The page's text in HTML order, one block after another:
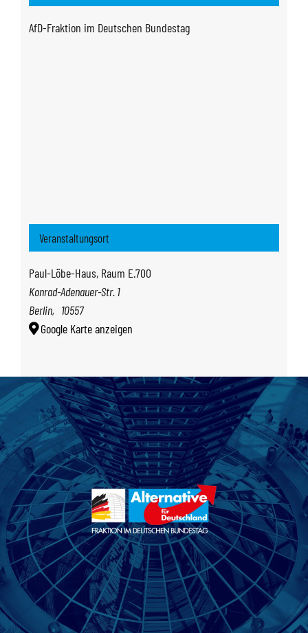
AfD-Fraktion im Deutschen Bundestag
Veranstaltungsort
Paul-Löbe-Haus, Raum E.700
Konrad-Adenauer-Str. 1
Berlin, 10557
Google Karte anzeigen